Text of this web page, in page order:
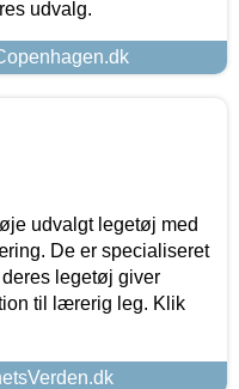
udvalg.
udvalgt legetøj med
De er specialiseret
legetøj giver
til lærerig leg. Klik